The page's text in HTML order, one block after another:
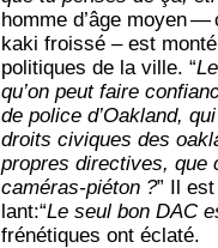
homme d’âge moyen
kaki frois­sé – est
poli­tiques de la ville. “
qu’on peut faire
de police d’Oak­land,
droits civiques des
propres direc­tives, que
camé­ras-pié­ton ?” Il
lant:“Le seul bon DAC
fré­né­tiques ont éclaté.